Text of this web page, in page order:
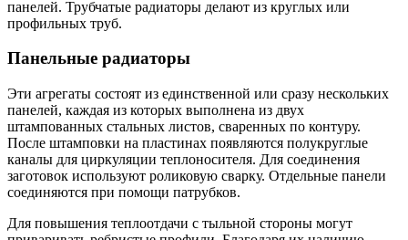
панелей. Трубчатые радиаторы делают из круглых или
профильных труб.
Панельные радиаторы
Эти агрегаты состоят из единственной или сразу нескольких
панелей, каждая из которых выполнена из двух
штампованных стальных листов, сваренных по контуру.
После штамповки на пластинах появляются полукруглые
каналы для циркуляции теплоносителя. Для соединения
заготовок используют роликовую сварку. Отдельные панели
соединяются при помощи патрубков.
Для повышения теплоотдачи с тыльной стороны могут